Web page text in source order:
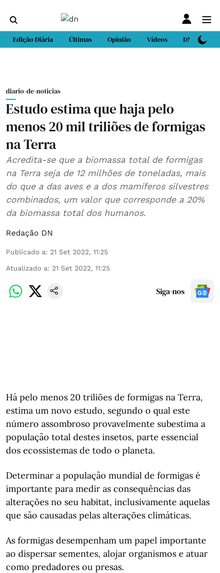
Edição Diária Últimas Opinião Vídeos DN Sport
diario-de-noticias
Estudo estima que haja pelo
menos 20 mil triliões de formigas
na Terra
Acredita-se que a biomassa total de formigas
na Terra seja de 12 milhões de toneladas, mais
do que a das aves e a dos mamíferos silvestres
combinados, um valor que corresponde a 20%
da biomassa total dos humanos.
Redação DN
Publicado a: 21 Set 2022, 11:25
Atualizado a: 21 Set 2022, 11:25
Siga-nos
Há pelo menos 20 triliões de formigas na Terra,
estima um novo estudo, segundo o qual este
número assombroso provavelmente subestima a
população total destes insetos, parte essencial
dos ecossistemas de todo o planeta.
Determinar a população mundial de formigas é
importante para medir as consequências das
alterações no seu habitat, inclusivamente aquelas
que são causadas pelas alterações climáticas.
As formigas desempenham um papel importante
ao dispersar sementes, alojar organismos e atuar
como predadores ou presas.